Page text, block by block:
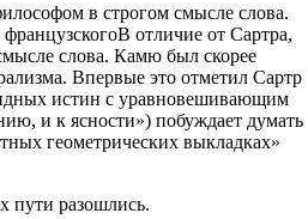
в строгом смысле слова.
отличие от Сартра,
слова. Камю был скорее
Впервые это отметил Сартр
истин с уравновешивающим
и к ясности») побуждает думать
геометрических выкладках»
пути разошлись.